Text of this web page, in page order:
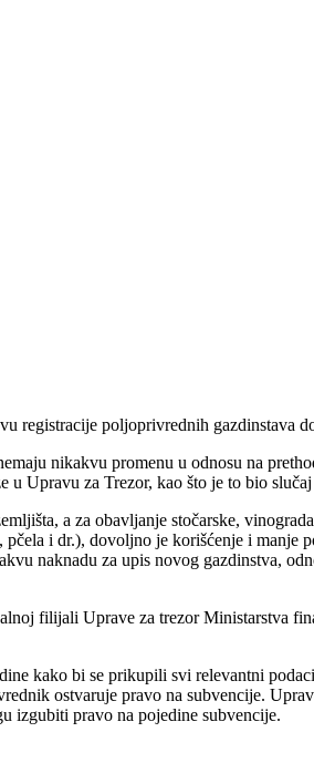
registracije poljoprivrednih gazdinstava
nikakvu promenu u odnosu na
u Upravu za Trezor, kao što je to bio
a za obavljanje stočarske,
i dr.), dovoljno je korišćenje i manje
naknadu za upis novog gazdinstva,
filijali Uprave za trezor Ministarstva
kako bi se prikupili svi relevantni
ostvaruje pravo na subvencije.
izgubiti pravo na pojedine subvencije.